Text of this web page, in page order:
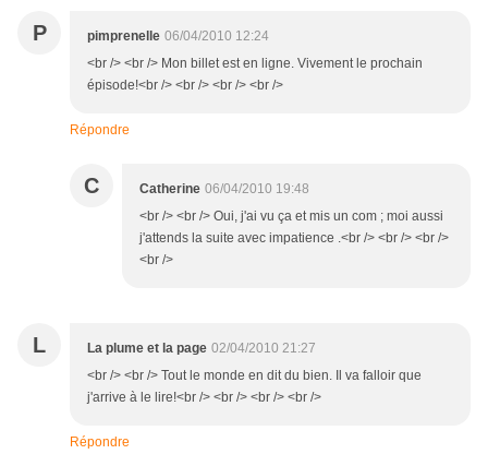
P pimprenelle 06/04/2010 12:24
<br /> <br /> Mon billet est en ligne. Vivement le prochain
épisode!<br /> <br /> <br /> <br />
Répondre
C Catherine 06/04/2010 19:48
<br /> <br /> Oui, j'ai vu ça et mis un com ; moi aussi
j'attends la suite avec impatience .<br /> <br /> <br />
<br />
L La plume et la page 02/04/2010 21:27
<br /> <br /> Tout le monde en dit du bien. Il va falloir que
j'arrive à le lire!<br /> <br /> <br /> <br />
Répondre